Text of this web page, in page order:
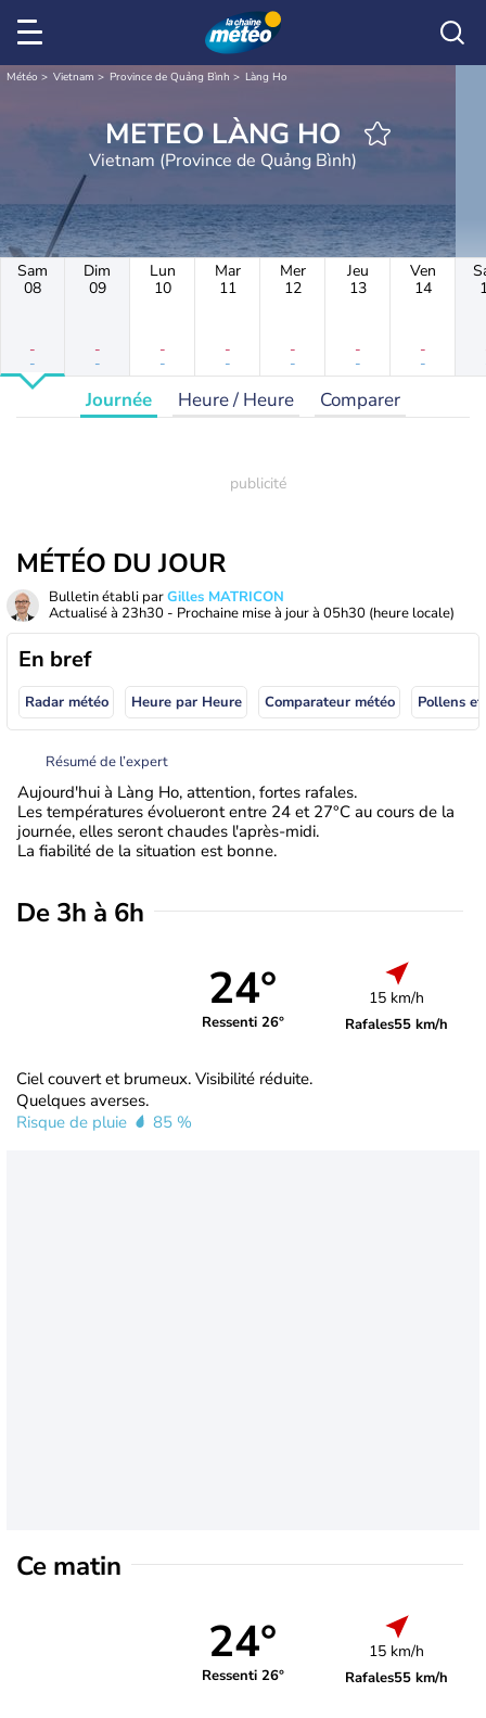
Météo Vietnam Province de Quảng Bình Làng Ho
METEO LÀNG HO
Vietnam (Province de Quảng Bình)
Sam
08
-
-
Dim
09
-
-
Lun
10
-
-
Mar
11
-
-
Mer
12
-
-
Jeu
13
-
-
Ven
14
-
-
Journée Heure / Heure Comparer
MÉTÉO DU JOUR
Bulletin établi parGilles MATRICON
Actualisé à 23h30 - Prochaine mise à jour à 05h30 (heure locale)
En bref
Radar météo Heure par Heure Comparateur météo Pollens
Résumé de l’expert
Aujourd'hui à Làng Ho, attention, fortes rafales.
Les températures évolueront entre 24 et 27°C au cours de la
journée, elles seront chaudes l'après-midi.
La fiabilité de la situation est bonne.
De 3h à 6h
24°
Ressenti 26°
15 km/h
Rafales55 km/h
Ciel couvert et brumeux. Visibilité réduite.
Quelques averses.
Risque de pluie
85 %
Ce matin
24°
Ressenti 26°
15 km/h
Rafales55 km/h